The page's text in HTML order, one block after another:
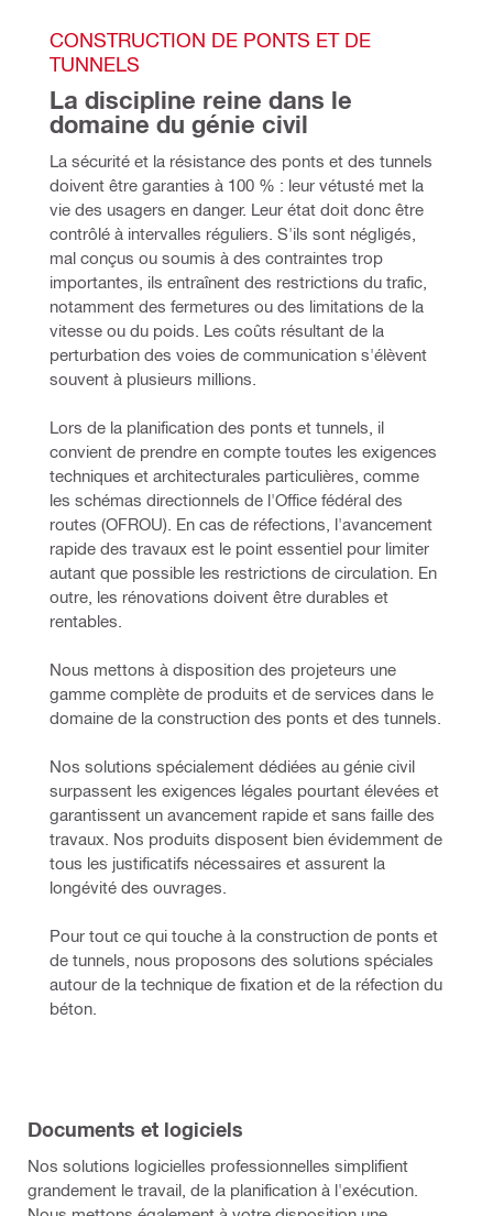
CONSTRUCTION DE PONTS ET DE
TUNNELS
La discipline reine dans le
domaine du génie civil
La sécurité et la résistance des ponts et des tunnels
doivent être garanties à 100 % : leur vétusté met la
vie des usagers en danger. Leur état doit donc être
contrôlé à intervalles réguliers. S'ils sont négligés,
mal conçus ou soumis à des contraintes trop
importantes, ils entraînent des restrictions du trafic,
notamment des fermetures ou des limitations de la
vitesse ou du poids. Les coûts résultant de la
perturbation des voies de communication s'élèvent
souvent à plusieurs millions.
Lors de la planification des ponts et tunnels, il
convient de prendre en compte toutes les exigences
techniques et architecturales particulières, comme
les schémas directionnels de l'Office fédéral des
routes (OFROU). En cas de réfections, l'avancement
rapide des travaux est le point essentiel pour limiter
autant que possible les restrictions de circulation. En
outre, les rénovations doivent être durables et
rentables.
Nous mettons à disposition des projeteurs une
gamme complète de produits et de services dans le
domaine de la construction des ponts et des tunnels.
Nos solutions spécialement dédiées au génie civil
surpassent les exigences légales pourtant élevées et
garantissent un avancement rapide et sans faille des
travaux. Nos produits disposent bien évidemment de
tous les justificatifs nécessaires et assurent la
longévité des ouvrages.
Pour tout ce qui touche à la construction de ponts et
de tunnels, nous proposons des solutions spéciales
autour de la technique de fixation et de la réfection du
béton.
Documents et logiciels
Nos solutions logicielles professionnelles simplifient
grandement le travail, de la planification à l'exécution.